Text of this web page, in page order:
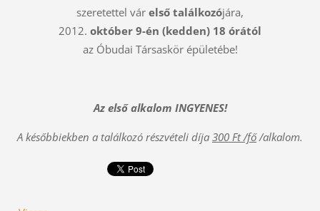
szeretettel vár első találkozójára,
2012. október 9-én (kedden) 18 órától
az Óbudai Társaskör épületébe!
Az első alkalom INGYENES!
A későbbiekben a találkozó részvételi díja 300 Ft /fő/alkalom.